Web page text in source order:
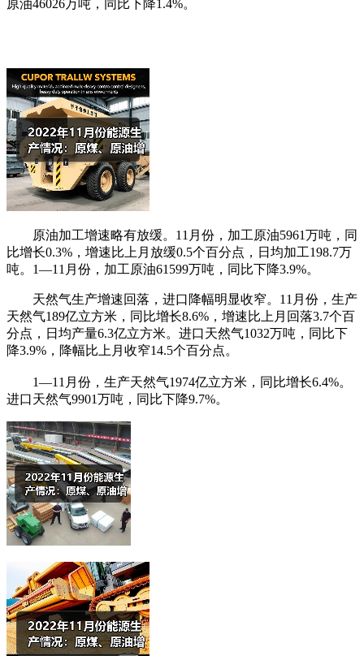
原油46026万吨，同比下降1.4%。
原油加工增速略有放缓。11月份，加工原油5961万吨，同
比增长0.3%，增速比上月放缓0.5个百分点，日均加工198.7万
吨。1—11月份，加工原油61599万吨，同比下降3.9%。
天然气生产增速回落，进口降幅明显收窄。11月份，生产
天然气189亿立方米，同比增长8.6%，增速比上月回落3.7个百
分点，日均产量6.3亿立方米。进口天然气1032万吨，同比下
降3.9%，降幅比上月收窄14.5个百分点。
1—11月份，生产天然气1974亿立方米，同比增长6.4%。
进口天然气9901万吨，同比下降9.7%。